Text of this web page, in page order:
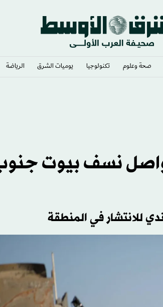
صحة وعلوم تكنولوجيا يوميات الشرق​ الرياضة
نسف بيوت